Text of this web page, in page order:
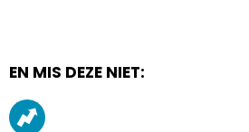
EN MIS DEZE NIET: